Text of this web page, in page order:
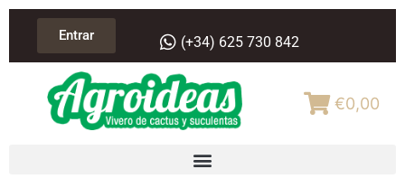
Entrar (+34) 625 730 842
€0,00